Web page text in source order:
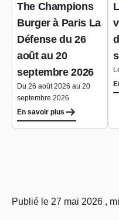
The Champions
Burger à Paris La
Défense du 26
août au 20
septembre 2026
Du 26 août 2026 au 20
septembre 2026
En savoir plus
Publié le 27 mai 2026 ,